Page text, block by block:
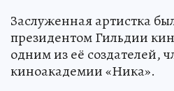
Заслуженная артистка
президентом Гильдии
одним из её создателей,
киноакадемии «Ника».